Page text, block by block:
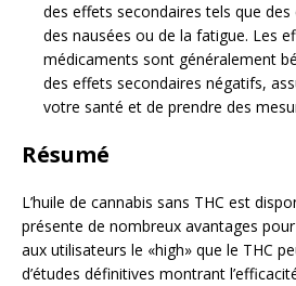
des effets secondaires tels que des
des nausées ou de la fatigue. Les
médicaments sont généralement
des effets secondaires négatifs,
votre santé et de prendre des
Résumé
L’huile de cannabis sans THC est
présente de nombreux avantages
aux utilisateurs le «high» que le THC
d’études définitives montrant